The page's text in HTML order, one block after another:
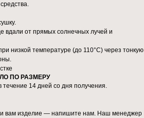
вдали от прямых солнечных лучей и
низкой температуре (до 110°C) через тонкую
ПО РАЗМЕРУ
14 дней со дня получения.
вам изделие — напишите нам. Наш менеджер